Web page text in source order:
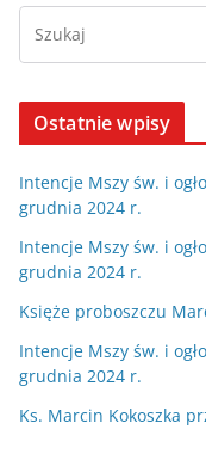
Ostatnie wpisy
Intencje Mszy św. i
grudnia 2024 r.
Intencje Mszy św. i
grudnia 2024 r.
Księże proboszczu
Intencje Mszy św. i
grudnia 2024 r.
Ks. Marcin Kokoszka